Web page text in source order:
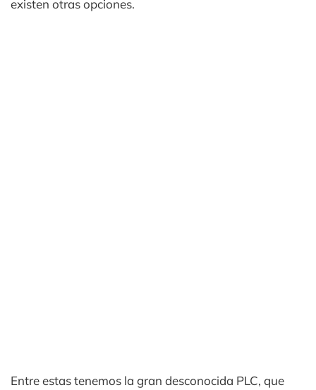
existen otras opciones.
Entre estas tenemos la gran desconocida PLC, que